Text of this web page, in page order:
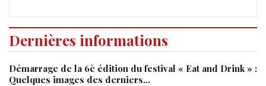
Dernières informations
Démarrage de la 6è édition du festival « Eat and Drink » :
Quelques images des derniers…